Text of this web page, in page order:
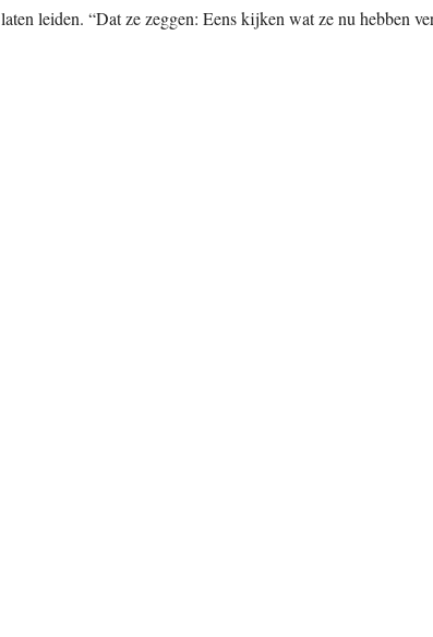
laten leiden. “Dat ze zeggen: Eens kijken wat ze nu hebben